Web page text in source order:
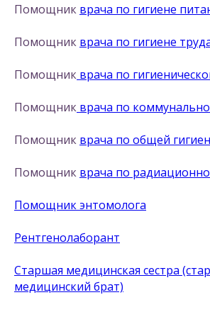
Помощник врача по гигиене
Помощник врача по гигиене
Помощник врача по
Помощник врача по
Помощник врача по общей
Помощник врача по
Помощник энтомолога
Рентгенолаборант
Старшая медицинская сестра
медицинский брат)